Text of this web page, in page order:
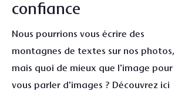
confiance
Nous pourrions vous écrire des
montagnes de textes sur nos photos,
mais quoi de mieux que l'image pour
vous parler d'images ? Découvrez ici